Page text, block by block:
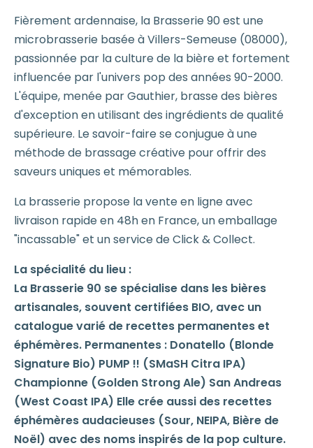
Fièrement ardennaise, la Brasserie 90 est une
microbrasserie basée à Villers-Semeuse (08000),
passionnée par la culture de la bière et fortement
influencée par l'univers pop des années 90-2000.
L'équipe, menée par Gauthier, brasse des bières
d'exception en utilisant des ingrédients de qualité
supérieure. Le savoir-faire se conjugue à une
méthode de brassage créative pour offrir des
saveurs uniques et mémorables.
La brasserie propose la vente en ligne avec
livraison rapide en 48h en France, un emballage
"incassable" et un service de Click & Collect.
La spécialité du lieu :
La Brasserie 90 se spécialise dans les bières
artisanales, souvent certifiées BIO, avec un
catalogue varié de recettes permanentes et
éphémères. Permanentes : Donatello (Blonde
Signature Bio) PUMP !! (SMaSH Citra IPA)
Championne (Golden Strong Ale) San Andreas
(West Coast IPA) Elle crée aussi des recettes
éphémères audacieuses (Sour, NEIPA, Bière de
Noël) avec des noms inspirés de la pop culture.